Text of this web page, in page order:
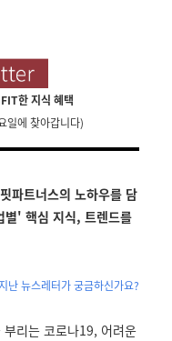
한 지식 혜택
일에 찾아갑니다)
파트너스의 노하우를 담
별' 핵심 지식, 트렌드를
난 뉴스레터가 궁금하신가요?
리는 코로나19, 어려운